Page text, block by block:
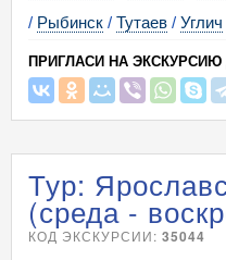
/ Рыбинск / Тутаев / Углич
ПРИГЛАСИ НА ЭКСКУРСИЮ
Тур:
(среда -
КОД ЭКСКУРСИИ:35044